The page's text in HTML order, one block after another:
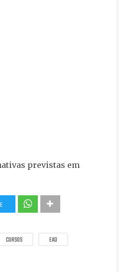
previstas em
CURSOS
EAD